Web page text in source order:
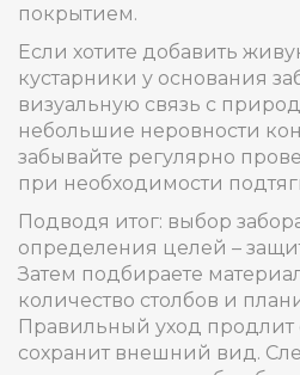
покрытием.
Если хотите добавить
кустарники у основания
визуальную связь с
небольшие неровности
забывайте регулярно
при необходимости
Подводя итог: выбор
определения целей –
Затем подбираете
количество столбов и
Правильный уход продлит
сохранит внешний вид.